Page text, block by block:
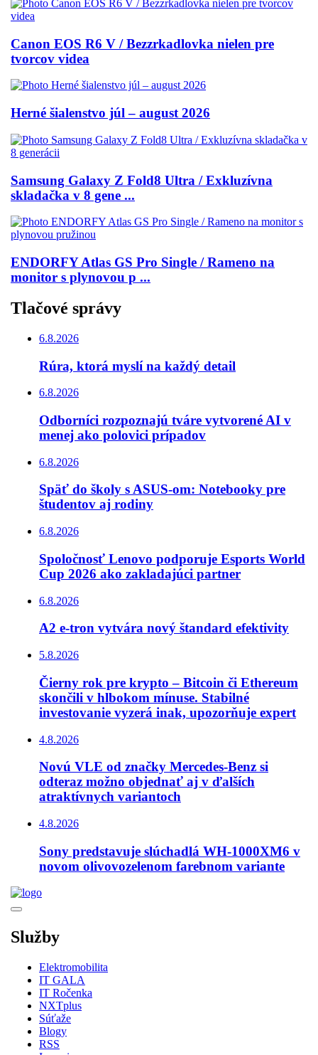
Canon EOS R6 V / Bezzrkadlovka nielen pre
tvorcov videa
Herné šialenstvo júl – august 2026
Samsung Galaxy Z Fold8 Ultra / Exkluzívna
skladačka v 8 gene ...
ENDORFY Atlas GS Pro Single / Rameno na
monitor s plynovou p ...
Tlačové správy
6.8.2026
Rúra, ktorá myslí na každý detail
6.8.2026
Odborníci rozpoznajú tváre vytvorené AI v
menej ako polovici prípadov
6.8.2026
Späť do školy s ASUS-om: Notebooky pre
študentov aj rodiny
6.8.2026
Spoločnosť Lenovo podporuje Esports World
Cup 2026 ako zakladajúci partner
6.8.2026
A2 e-tron vytvára nový štandard efektivity
5.8.2026
Čierny rok pre krypto – Bitcoin či Ethereum
skončili v hlbokom mínuse. Stabilné
investovanie vyzerá inak, upozorňuje expert
4.8.2026
Novú VLE od značky Mercedes-Benz si
odteraz možno objednať aj v ďalších
atraktívnych variantoch
4.8.2026
Sony predstavuje slúchadlá WH-1000XM6 v
novom olivovozelenom farebnom variante
Služby
Elektromobilita
IT GALA
IT Ročenka
NXTplus
Súťaže
Blogy
RSS